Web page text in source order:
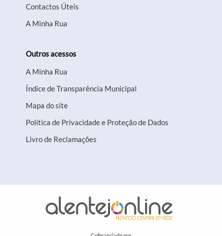
Contactos Úteis
A Minha Rua
Outros acessos
A Minha Rua
Índice de Transparência Municipal
Mapa do site
Política de Privacidade e Proteção de Dados
Livro de Reclamações